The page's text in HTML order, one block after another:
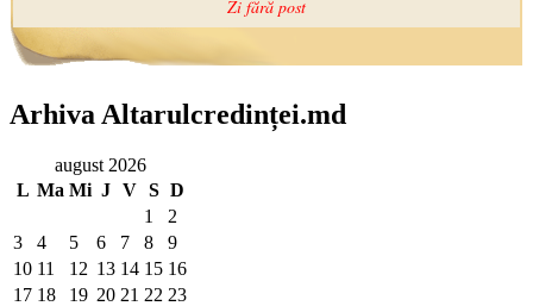
Arhiva Altarulcredinței.md
august 2026
L Ma Mi J V S D
1
2
3
4 5 6 7 8
9
10 11 12 13 14 15 16
17 18 19 20 21 22 23